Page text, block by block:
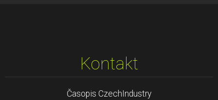
Kontakt
Časopis CzechIndustry